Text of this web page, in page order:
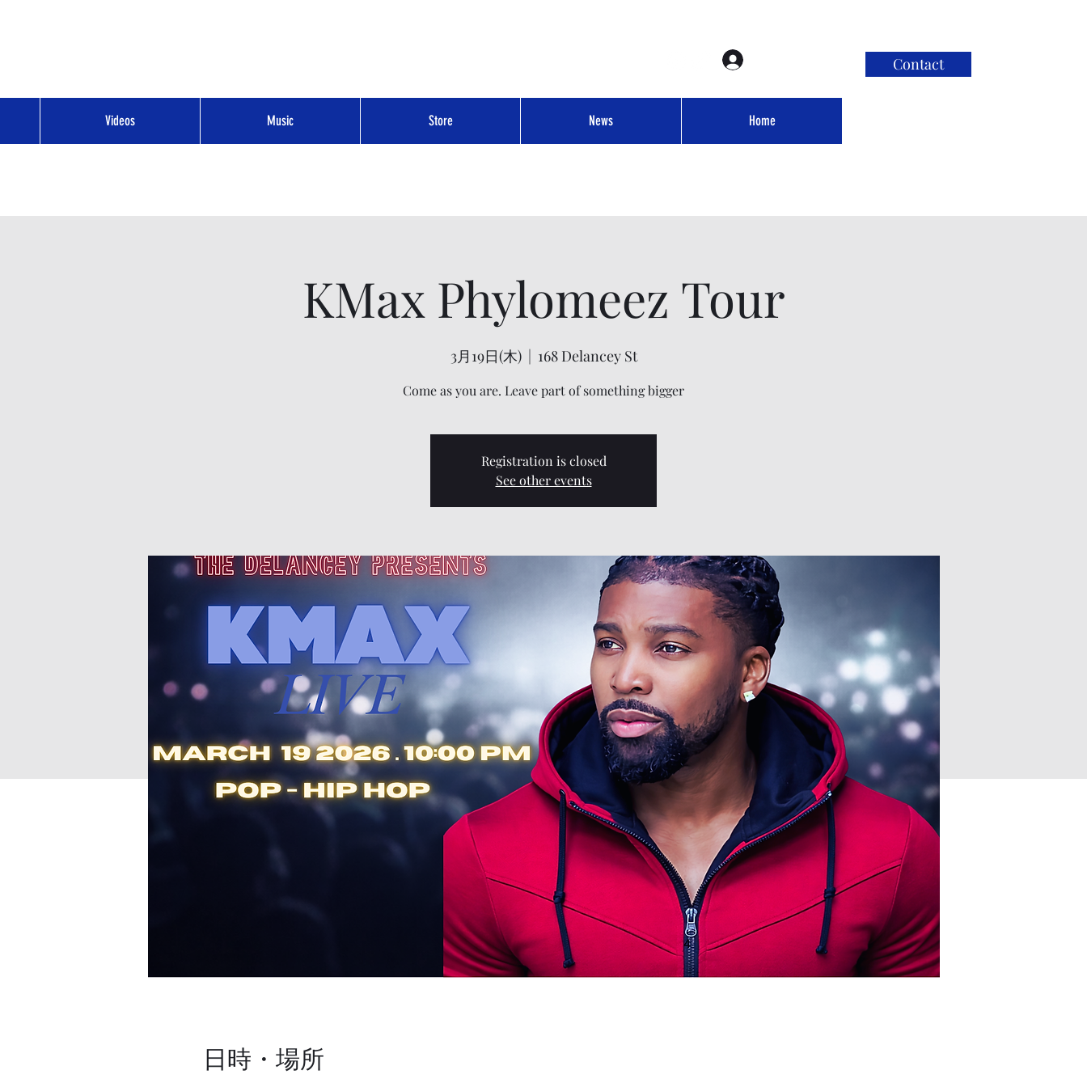
Contact
Home
News
Store
Music
Videos
KMax Phylomeez Tour
3月19日(木)
  |
168 Delancey St
Come as you are. Leave part of something bigger
Registration is closed
See other events
日時・場所